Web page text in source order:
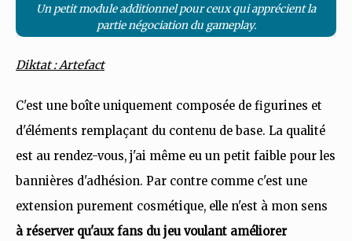
Un petit module additionnel pour ceux qui apprécient la
partie négociation du gameplay.
Diktat : Artefact
C'est une boîte uniquement composée de figurines et
d'éléments remplaçant du contenu de base. La qualité
est au rendez-vous, j'ai même eu un petit faible pour les
bannières d'adhésion. Par contre comme c'est une
extension purement cosmétique, elle n'est à mon sens
à réserver qu'aux fans du jeu voulant améliorer